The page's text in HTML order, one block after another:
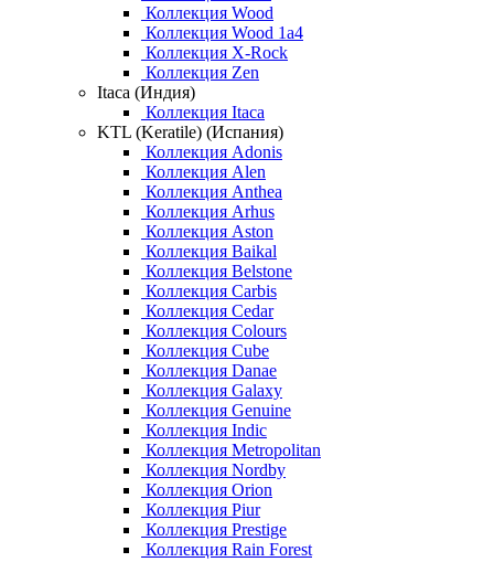
Коллекция Wood
Коллекция Wood 1a4
Коллекция X-Rock
Коллекция Zen
Itaca (Индия)
Коллекция Itaca
KTL (Keratile) (Испания)
Коллекция Adonis
Коллекция Alen
Коллекция Anthea
Коллекция Arhus
Коллекция Aston
Коллекция Baikal
Коллекция Belstone
Коллекция Carbis
Коллекция Cedar
Коллекция Colours
Коллекция Cube
Коллекция Danae
Коллекция Galaxy
Коллекция Genuine
Коллекция Indic
Коллекция Metropolitan
Коллекция Nordby
Коллекция Orion
Коллекция Piur
Коллекция Prestige
Коллекция Rain Forest